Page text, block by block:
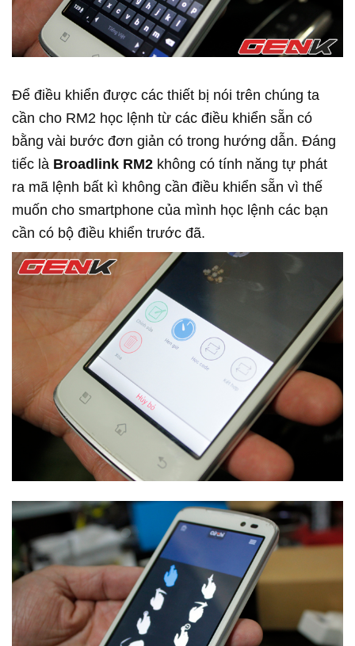
Để điều khiển được các thiết bị nói trên chúng ta
cần cho RM2 học lệnh từ các điều khiển sẵn có
bằng vài bước đơn giản có trong hướng dẫn. Đáng
tiếc là Broadlink RM2 không có tính năng tự phát
ra mã lệnh bất kì không cần điều khiển sẵn vì thế
muốn cho smartphone của mình học lệnh các bạn
cần có bộ điều khiển trước đã.